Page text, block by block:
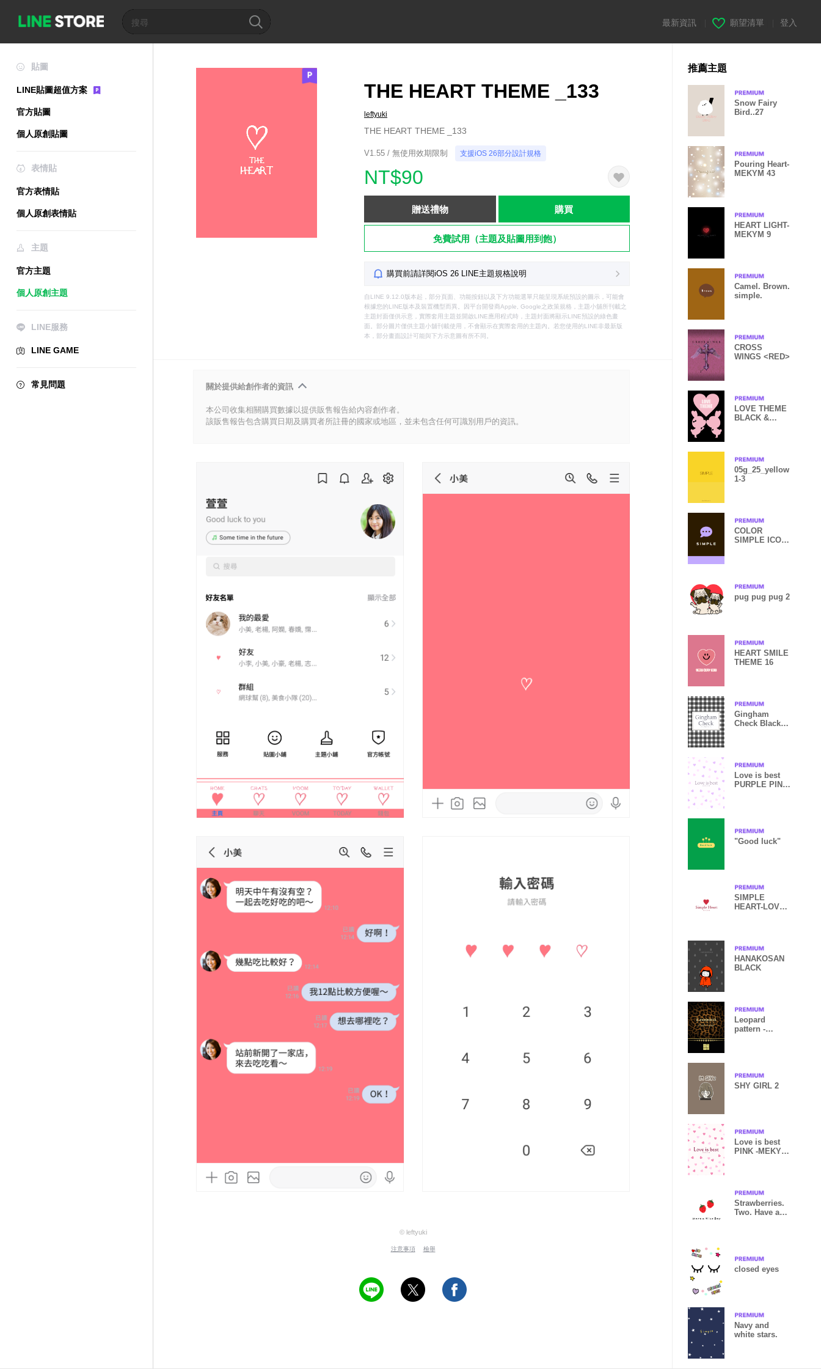
最新資訊 願望清單 登入
貼圖
LINE貼圖超值方案
官方貼圖
個人原創貼圖
表情貼
官方表情貼
個人原創表情貼
主題
官方主題
個人原創主題
LINE服務
LINE GAME
常見問題
THE HEART THEME _133
leftyuki
THE HEART THEME _133
V1.55 / 無使用效期限制 支援iOS 26部分設計規格
NT$90
贈送禮物 購買
免費試用（主題及貼圖用到飽）
購買前請詳閱iOS 26 LINE主題規格說明
自LINE 9.12.0版本起，部分頁面、功能按鈕以及下方功能選單只能呈現系統預設的圖示，可能會
根據您的LINE版本及裝置機型而異。因平台開發商Apple, Google之政策規格，主題小舖所刊載之
主題封面僅供示意，實際套用主題並開啟LINE應用程式時，主題封面將顯示LINE預設的綠色畫
面。部分圖片僅供主題小舖刊載使用，不會顯示在實際套用的主題內。若您使用的LINE非最新版
本，部分畫面設計可能與下方示意圖有所不同。
關於提供給創作者的資訊
本公司收集相關購買數據以提供販售報告給內容創作者。
該販售報告包含購買日期及購買者所註冊的國家或地區，並未包含任何可識別用戶的資訊。
© leftyuki
注意事項 檢舉
推薦主題
Snow Fairy
Bird..27
Pouring Heart-
MEKYM 43
HEART LIGHT-
MEKYM 9
Camel. Brown.
simple.
CROSS
WINGS <RED>
LOVE THEME
BLACK &
05g_25_yellow
1-3
COLOR
SIMPLE ICON
pug pug pug 2
HEART SMILE
THEME 16
Gingham
Check Black-
Love is best
PURPLE PINK
"Good luck"
SIMPLE
HEART-LOVE-
HANAKOSAN
BLACK
Leopard
pattern -
SHY GIRL 2
Love is best
PINK -MEKYM-
Strawberries.
Two. Have a
closed eyes
Navy and
white stars.